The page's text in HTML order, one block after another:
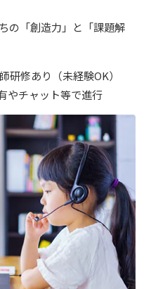
の「創造力」と「課題解
修あり（未経験OK）
やチャット等で進行